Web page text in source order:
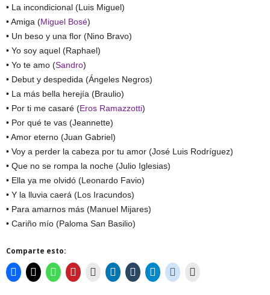
• La incondicional (Luis Miguel)
• Amiga (Miguel Bosé)
• Un beso y una flor (Nino Bravo)
• Yo soy aquel (Raphael)
• Yo te amo (Sandro)
• Debut y despedida (Ángeles Negros)
• La más bella herejía (Braulio)
• Por ti me casaré (Eros Ramazzotti)
• Por qué te vas (Jeannette)
• Amor eterno (Juan Gabriel)
• Voy a perder la cabeza por tu amor (José Luis Rodríguez)
• Que no se rompa la noche (Julio Iglesias)
• Ella ya me olvidó (Leonardo Favio)
• Y la lluvia caerá (Los Iracundos)
• Para amarnos más (Manuel Mijares)
• Cariño mío (Paloma San Basilio)
Comparte esto: